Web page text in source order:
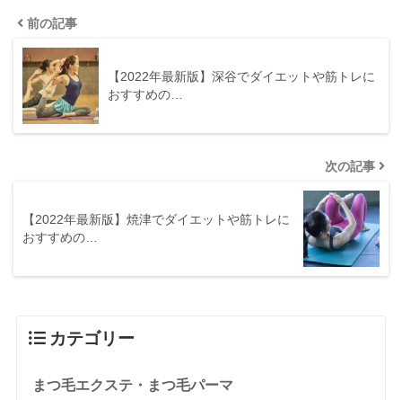
前の記事
【2022年最新版】深谷でダイエットや筋トレに
おすすめの…
次の記事
【2022年最新版】焼津でダイエットや筋トレに
おすすめの…
カテゴリー
まつ毛エクステ・まつ毛パーマ